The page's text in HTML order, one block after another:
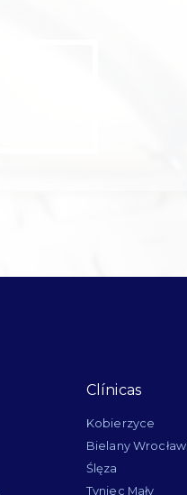
Clínicas
Kobierzyce
Bielany
Ślęza
Tyniec Mały